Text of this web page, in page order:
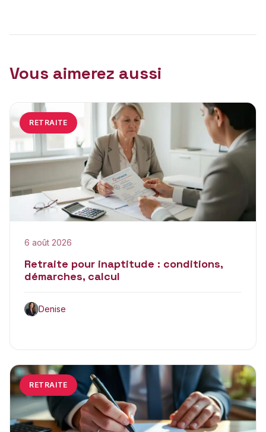
Vous aimerez aussi
RETRAITE
6 août 2026
Retraite pour inaptitude : conditions,
démarches, calcul
Denise
RETRAITE